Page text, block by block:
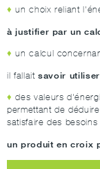
un choix reliant
à justifier par un
un calcul
il fallaitsavoir
des valeurs
permettant de
satisfaire des
un produit en croix